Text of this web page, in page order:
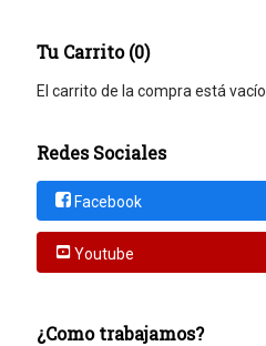
Tu Carrito (0)
El carrito de la compra está vacío
Redes Sociales
Facebook
Youtube
¿Como trabajamos?